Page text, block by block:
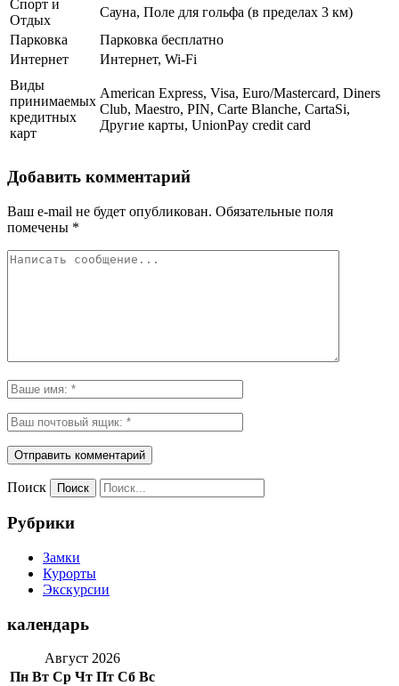
Спорт и
Отдых
Сауна, Поле для гольфа (в пределах 3 км)
Парковка
Парковка бесплатно
Интернет
Интернет, Wi-Fi
Виды
принимаемых
кредитных
карт
American Express, Visa, Euro/Mastercard, Diners
Club, Maestro, PIN, Carte Blanche, CartaSi,
Другие карты, UnionPay credit card
Добавить комментарий
Ваш e-mail не будет опубликован. Обязательные поля
помечены *
Поиск
Рубрики
Замки
Курорты
Экскурсии
календарь
Август 2026
Пн Вт Ср Чт Пт Сб Вс